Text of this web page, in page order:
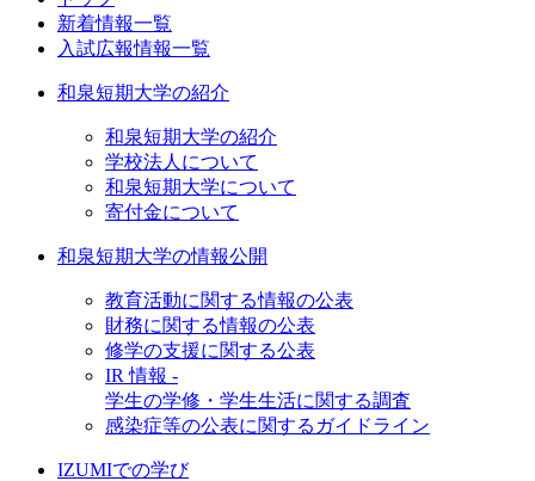
新着情報一覧
入試広報情報一覧
和泉短期大学の紹介
和泉短期大学の紹介
学校法人について
和泉短期大学について
寄付金について
和泉短期大学の情報公開
教育活動に関する情報の公表
財務に関する情報の公表
修学の支援に関する公表
IR 情報 -
学生の学修・学生生活に関する調査
感染症等の公表に関するガイドライン
IZUMIでの学び